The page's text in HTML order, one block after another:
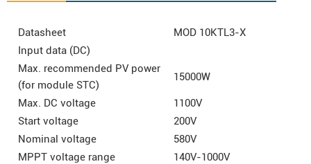
Datasheet
MOD 10KTL3-X
Input data (DC)
Max. recommended PV power
(for module STC)
15000W
Max. DC voltage
1100V
Start voltage
200V
Nominal voltage
580V
MPPT voltage range
140V-1000V